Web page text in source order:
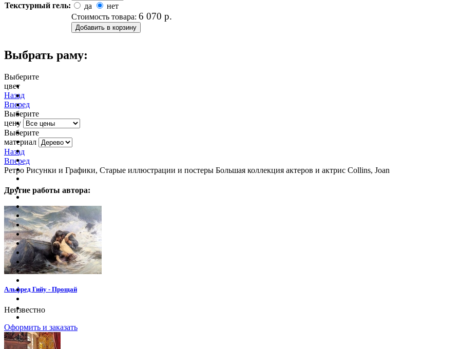
Текстурный гель:
да
нет
Стоимость товара: 6 070 р.
Выбрать раму:
Выберите
цвет
Назад
Вперед
Выберите
цену
Выберите
материал
Назад
Вперед
Ретро Рисунки и Графики, Старые иллюстрации и постеры Большая коллекция актеров и актрис Collins, Joan
Другие работы автора:
Альфред Гийу - Прощай
Неизвестно
Оформить и заказать